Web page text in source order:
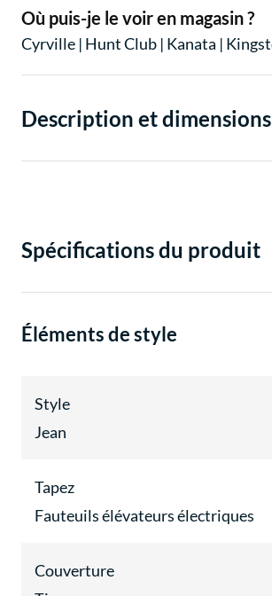
Où puis-je le voir en magasin ?
Cyrville | Hunt Club | Kanata |
Description et dimensions
Spécifications du produit
Éléments de style
Style
Jean
Tapez
Fauteuils élévateurs électriques
Couverture